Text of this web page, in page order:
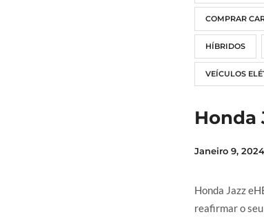
COMPRAR
HÍBRIDOS
VEÍCULOS
Honda
Janeiro 9, 2024
Honda Jazz
reafirmar o